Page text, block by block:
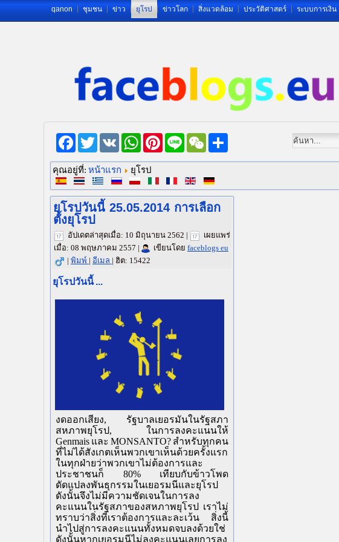
qanon ชุมชน ข่าว ยุโรป ข่าวโลก สิ่งแวดล้อม ประวัติศาสตร์ ระบบการเงิน
FacebookTwitterVK WhatsAppPinterest
Line WeChat
คุณอยู่ที่: หน้าแรก ยุโรป
ยุโรปวันนี้ 25.05.2014 การเลือก
ตั้งยุโรป
อัปเดตล่าสุดเมื่อ: 10 มิถุนายน 2562 |
เผยแพร่
เมื่อ: 08 พฤษภาคม 2557 | เขียนโดย faceblogs eu
| พิมพ์ | อีเมล | ฮิต: 15422
ยุโรปวันนี้...
งดออกเสียง, รัฐบาลเยอรมันในรัฐสภา
สหภาพยุโรป, ในการลงคะแนนให้
Genmais และ MONSANTO? สำหรับทุกคน
ที่ไม่ได้สังเกตเห็นพวกเขาเห็นด้วยครั้งแรก
ในทุกฝ่ายว่าพวกเขาไม่ต้องการและ
ประชาชนก็ 80% เทียบกับข้าวโพด
ดัดแปลงพันธุกรรมในเยอรมนีและยุโรป
ดังนั้นจึงไม่มีความชัดเจนในการลง
คะแนนในรัฐสภาของสหภาพยุโรป เราไม่
ทราบว่าสิ่งที่เราต้องการและละเว้น สิ่งนี้
นำไปสู่การลงคะแนนทั้งหมดจบลงด้วยใช่
ดังนั้นหากเยอรมนีไม่ลงคะแนนเลยการลง